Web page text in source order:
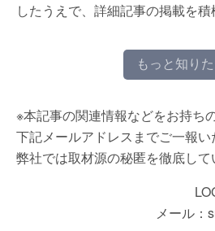
したうえで、詳細記事の掲載を積
もっと知り
※本記事の関連情報などをお持ち
下記メールアドレスまでご一報い
弊社では取材源の秘匿を徹底して
メール：